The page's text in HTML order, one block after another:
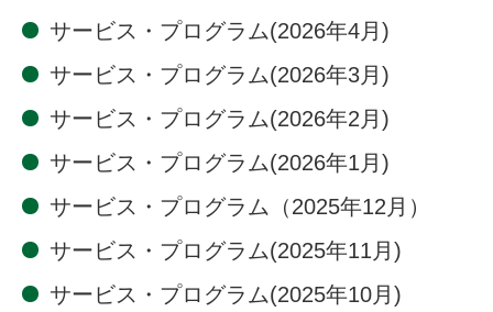
サービス・プログラム(2026年4月)
サービス・プログラム(2026年3月)
サービス・プログラム(2026年2月)
サービス・プログラム(2026年1月)
サービス・プログラム（2025年12月）
サービス・プログラム(2025年11月)
サービス・プログラム(2025年10月)